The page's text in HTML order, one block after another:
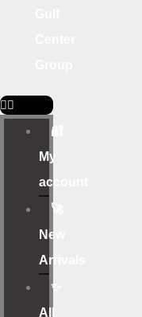
🔐
My
account
🚀
New
Arrivals
✨
All